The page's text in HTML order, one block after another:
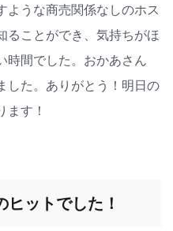
ような商売関係なしのホス
ることができ、気持ちがほ
時間でした。おかあさん
した。ありがとう！明日の
ます！
ットでした！